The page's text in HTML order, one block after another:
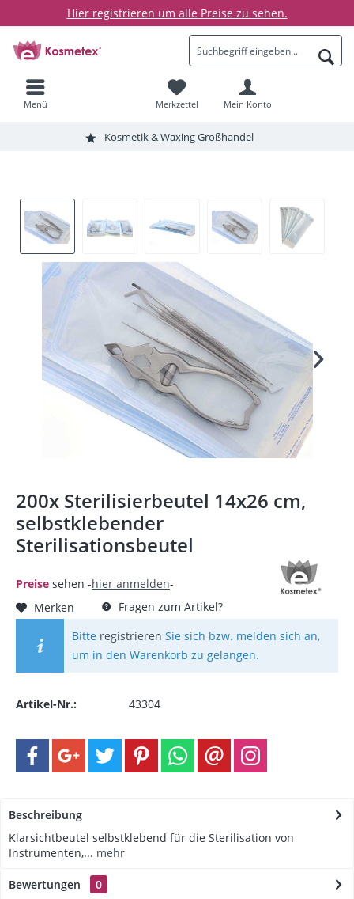
Hier registrieren um alle Preise zu sehen.
Kosmetik & Waxing Großhandel
Menü Merkzettel Mein Konto
200x Sterilisierbeutel 14x26 cm,
selbstklebender
Sterilisationsbeutel
Preise sehen -hier anmelden-
Merken
Fragen zum Artikel?
Bitte registrieren Sie sich bzw. melden sich an,
um in den Warenkorb zu gelangen.
Artikel-Nr.: 43304
Beschreibung
Klarsichtbeutel selbstklebend für die Sterilisation von
Instrumenten,... mehr
Bewertungen
0